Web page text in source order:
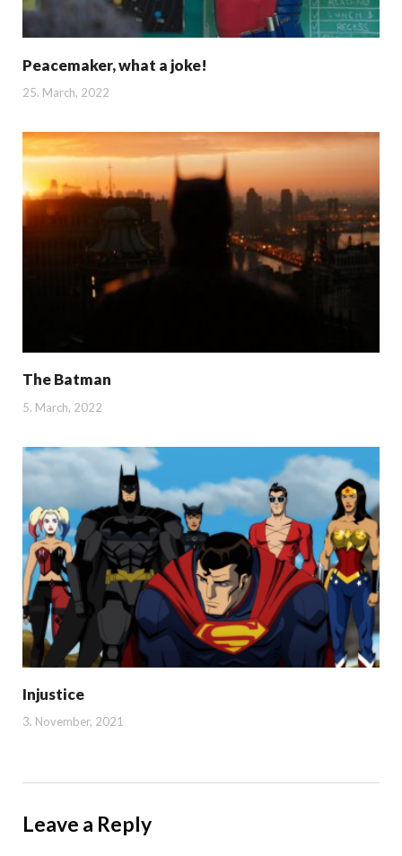
Peacemaker, what a joke!
25. March, 2022
The Batman
5. March, 2022
Injustice
3. November, 2021
Leave a Reply